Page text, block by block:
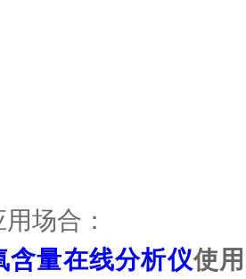
场合：
含量在线分析仪使